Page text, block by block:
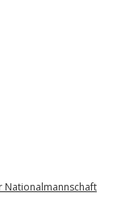
Nationalmannschaft